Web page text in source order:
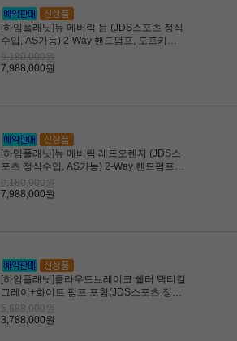
[하임플래닛]뉴 메버릭 듄 (JDS스포츠 정식
수입, AS가능) 2-Way 핸드펌프, 도프키트
베러하프 포함/26년 8월 입고
9,180,000원
7,988,000원
[하임플래닛]뉴 메버릭 레드오렌지 (JDS스
포츠 정식수입, AS가능) 2-Way 핸드펌프,
도프키트 베러하프 포함 /26년 8월 입고
9,180,000원
7,988,000원
[하임플래닛]클라우드브레이크 쉘터 택티컬
그레이+화이트 펌프 포함(JDS스포츠 정식
수입, AS가능) /26년 8월 입고
5,688,000원
3,788,000원